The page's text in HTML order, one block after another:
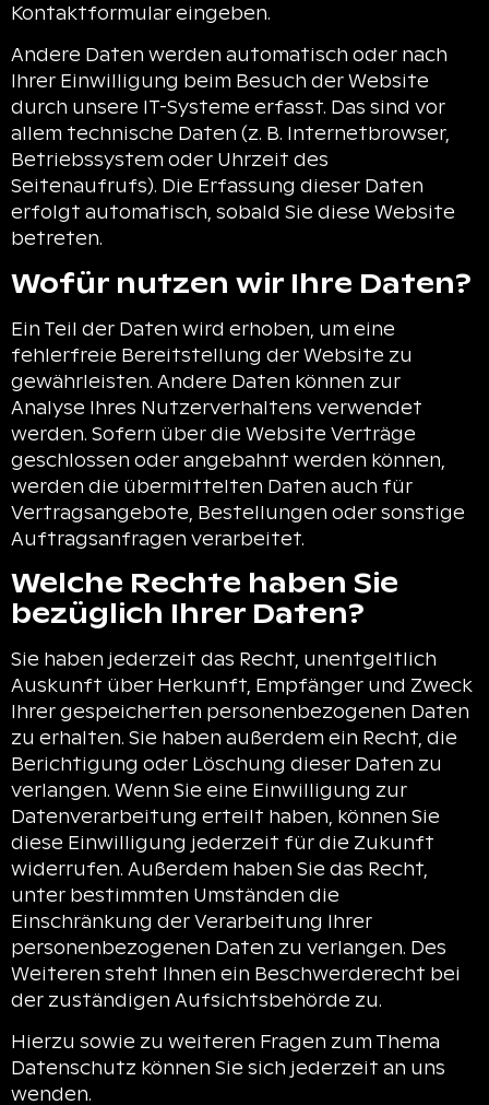
Kontaktformular eingeben.
Andere Daten werden automatisch oder nach
Ihrer Einwilligung beim Besuch der Website
durch unsere IT-Systeme erfasst. Das sind vor
allem technische Daten (z. B. Internetbrowser,
Betriebssystem oder Uhrzeit des
Seitenaufrufs). Die Erfassung dieser Daten
erfolgt automatisch, sobald Sie diese Website
betreten.
Wofür nutzen wir Ihre Daten?
Ein Teil der Daten wird erhoben, um eine
fehlerfreie Bereitstellung der Website zu
gewährleisten. Andere Daten können zur
Analyse Ihres Nutzerverhaltens verwendet
werden. Sofern über die Website Verträge
geschlossen oder angebahnt werden können,
werden die übermittelten Daten auch für
Vertragsangebote, Bestellungen oder sonstige
Auftragsanfragen verarbeitet.
Welche Rechte haben Sie
bezüglich Ihrer Daten?
Sie haben jederzeit das Recht, unentgeltlich
Auskunft über Herkunft, Empfänger und Zweck
Ihrer gespeicherten personenbezogenen Daten
zu erhalten. Sie haben außerdem ein Recht, die
Berichtigung oder Löschung dieser Daten zu
verlangen. Wenn Sie eine Einwilligung zur
Datenverarbeitung erteilt haben, können Sie
diese Einwilligung jederzeit für die Zukunft
widerrufen. Außerdem haben Sie das Recht,
unter bestimmten Umständen die
Einschränkung der Verarbeitung Ihrer
personenbezogenen Daten zu verlangen. Des
Weiteren steht Ihnen ein Beschwerderecht bei
der zuständigen Aufsichtsbehörde zu.
Hierzu sowie zu weiteren Fragen zum Thema
Datenschutz können Sie sich jederzeit an uns
wenden.